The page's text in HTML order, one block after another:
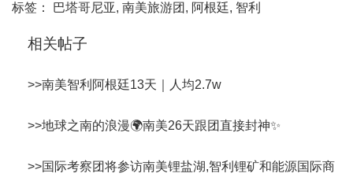
标签： 巴塔哥尼亚, 南美旅游团 , 阿根廷, 智利
相关帖子
>>南美智利阿根廷13天｜人均2.7w
>>地球之南的浪漫🌍南美26天跟团直接封神✨
>>国际考察团将参访南美锂盐湖,智利锂矿和能源国际商